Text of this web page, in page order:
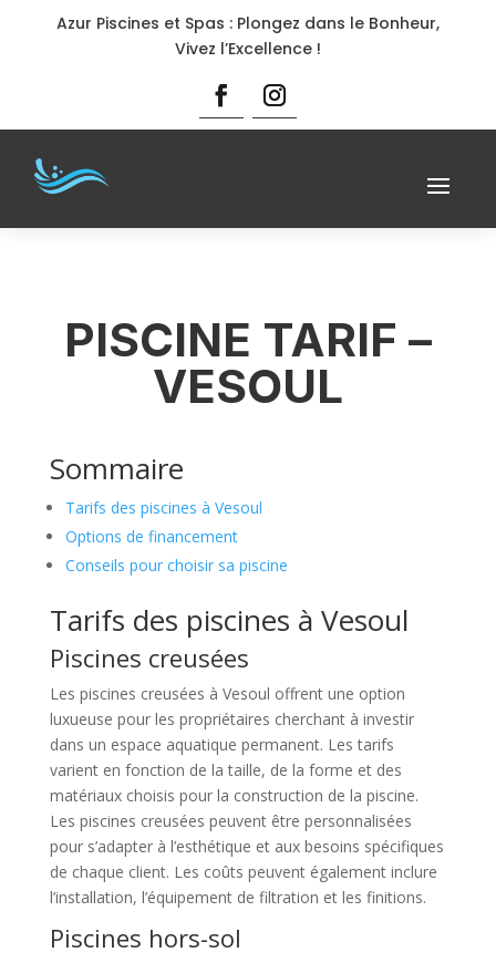
Azur Piscines et Spas : Plongez dans le Bonheur,
Vivez l’Excellence !
PISCINE TARIF –
VESOUL
Sommaire
Tarifs des piscines à Vesoul
Options de financement
Conseils pour choisir sa piscine
Tarifs des piscines à Vesoul
Piscines creusées
Les piscines creusées à Vesoul offrent une option
luxueuse pour les propriétaires cherchant à investir
dans un espace aquatique permanent. Les tarifs
varient en fonction de la taille, de la forme et des
matériaux choisis pour la construction de la piscine.
Les piscines creusées peuvent être personnalisées
pour s’adapter à l’esthétique et aux besoins spécifiques
de chaque client. Les coûts peuvent également inclure
l’installation, l’équipement de filtration et les finitions.
Piscines hors-sol